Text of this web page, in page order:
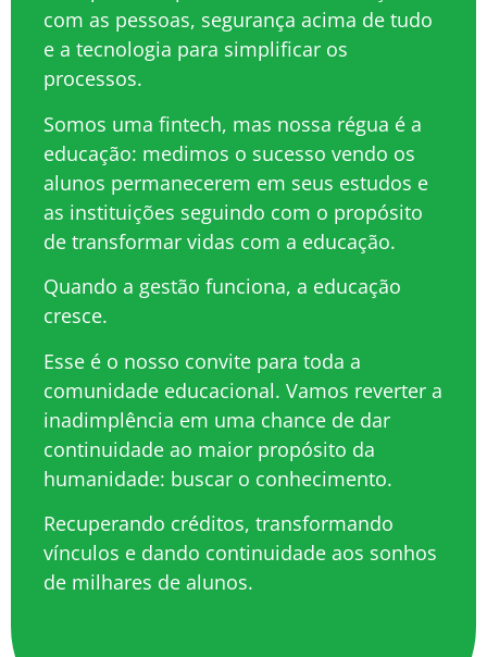
com as pessoas, segurança acima de tudo
e a tecnologia para simplificar os
processos.
Somos uma fintech, mas nossa régua é a
educação: medimos o sucesso vendo os
alunos permanecerem em seus estudos e
as instituições seguindo com o propósito
de transformar vidas com a educação.
Quando a gestão funciona, a educação
cresce.
Esse é o nosso convite para toda a
comunidade educacional. Vamos reverter a
inadimplência em uma chance de dar
continuidade ao maior propósito da
humanidade: buscar o conhecimento.
Recuperando créditos, transformando
vínculos e dando continuidade aos sonhos
de milhares de alunos.